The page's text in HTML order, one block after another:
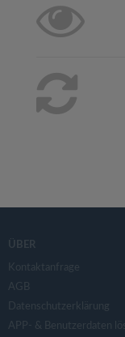
ÜBER
Kontaktanfrage
AGB
Datenschutzerklärung
APP- & Benutzerdaten